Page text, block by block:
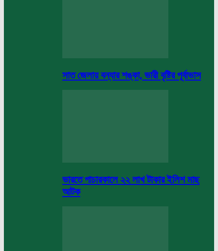
সাত জেলায় বন্যার শঙ্কা, ভারী বৃষ্টির পূর্বাভাস
ভারতে পাচারকালে ২২ লাখ টাকার ইলিশ মাছ
আটক